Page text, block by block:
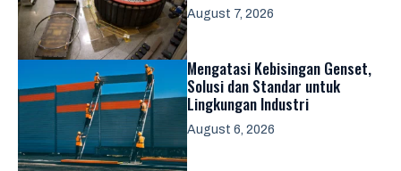
August 7, 2026
Mengatasi Kebisingan Genset,
Solusi dan Standar untuk
Lingkungan Industri
August 6, 2026